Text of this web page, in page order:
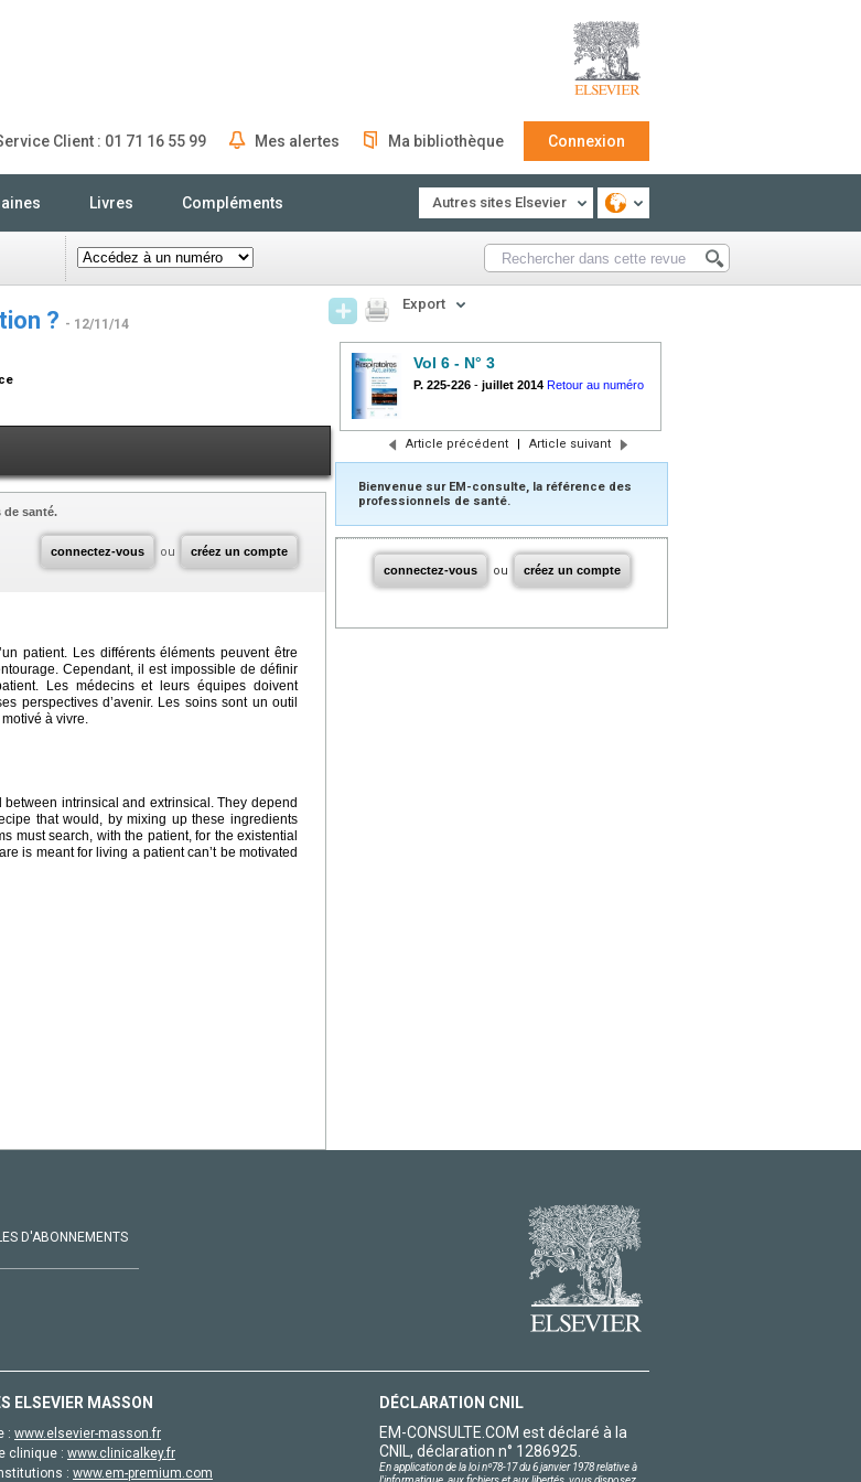
Client : 01 71 16 55 99 Mes alertes Ma bibliothèque Connexion
Livres Compléments Autres sites Elsevier
? - 12/11/14
connectez-vous ou créez un compte
de santé.
patient. Les différents éléments peuvent être
Cependant, il est impossible de définir
Les médecins et leurs équipes doivent
perspectives d’avenir. Les soins sont un outil
à vivre.
intrinsical and extrinsical. They depend
that would, by mixing up these ingredients
must search, with the patient, for the existential
is meant for living a patient can’t be motivated
Export
Vol 6 - N° 3
P. 225-226 - juillet 2014 Retour au numéro
Article précédent | Article suivant
Bienvenue sur EM-consulte, la référence des
professionnels de santé.
connectez-vous ou créez un compte
D'ABONNEMENTS
ELSEVIER MASSON
: www.elsevier-masson.fr
clinique : www.clinicalkey.fr
: www.em-premium.com
DÉCLARATION CNIL
EM-CONSULTE.COM est déclaré à la
CNIL, déclaration n° 1286925.
En application de la loi nº78-17 du 6 janvier 1978 relative à